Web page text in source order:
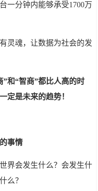
一分钟内能够承受1700万
灵魂，让数据为社会的发
”和“智商”都比人高的时
定是未来的趋势！
事情
界会发生什么？会发生什
么？